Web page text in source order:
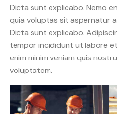
Dicta sunt explicabo. Nemo
quia voluptas sit aspernatur
Dicta sunt explicabo.
tempor incididunt ut labore
enim minim veniam quis
voluptatem.